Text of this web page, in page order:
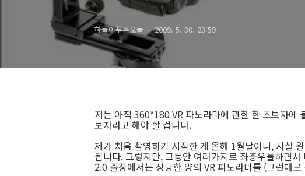
하늘이푸른오늘 2009. 5. 30. 23:59
저는 아직 360*180 VR 파노라마에 관한 한 초보자에
보자라고 해야 할 겁니다.
제가 처음 촬영하기 시작한 게 올해 1월달이니, 사실
됩니다. 그렇지만, 그동안 여러가지로 좌충우돌하면
2.0 출장에서는 상당한 양의 VR 파노라마를 (그런대